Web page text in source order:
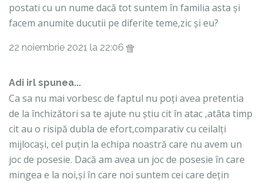
postati cu un nume dacă tot suntem în familia asta și
facem anumite ducutii pe diferite teme,zic și eu?
22 noiembrie 2021 la 22:06
Adi irl spunea...
Ca sa nu mai vorbesc de faptul nu poți avea pretentia
de la închizători sa te ajute nu știu cit în atac ,atâta timp
cit au o risipă dubla de efort,comparativ cu ceilalți
mijlocași, cel puțin la echipa noastră care nu avem un
joc de posesie. Dacă am avea un joc de posesie în care
mingea e la noi,și în care noi suntem cei care dețin